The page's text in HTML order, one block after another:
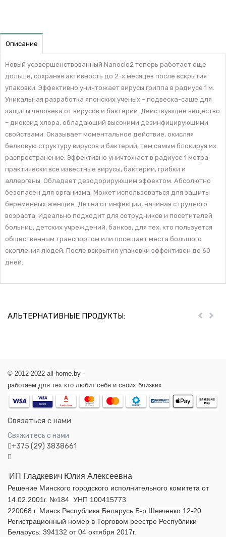
Описание
Новый усовершенствованный Nanoclo2 теперь работает еще
дольше, сохраняя активность до 2-х месяцев после вскрытия
упаковки. Эффективно уничтожает вирусы гриппа в радиусе 1 м.
Уникальная разработка японских ученых – подвеска-саше для
защиты человека от вирусов и бактерий. Действующее вещество
– диоксид хлора, обладающий высокими дезинфицирующими
свойствами. Оказывает моментальное действие, окисляя
белковую структуру вирусов и бактерий, тем самым блокируя их
распространение. Эффективно уничтожает в радиусе 1 метра
практически все известные вирусы, бактерии, грибки и
аллергены. Обладает дезодорирующим эффектом. Абсолютно
безопасен для организма. Может использоваться для защиты
беременных женщин. Детей от инфекций, начиная с грудного
возраста. Идеально подходит для сотрудников и посетителей
больниц, детских учреждений, банков, для тех, кто пользуется
общественным транспортом или посещает места большого
скопления людей. После вскрытия упаковки эффективен до 60
дней.
АЛЬТЕРНАТИВНЫЕ ПРОДУКТЫ: Пред
© 2012-2022 all-home.by -
работаем для тех кто любит себя и своих близких
Связаться с нами
Свяжитесь с нами
+375 (29) 3838661
ИП Гладкевич Юлия Алексеевна
Решение Минского городского исполнительного комитета от
14.02.2001г. №184 УНП 100415773
220068 г. Минск Республика Беларусь Б-р Шевченко 12-20
Регистрационный номер в Торговом реестре Республики
Беларусь: 394132 от 04 октября 2017г.